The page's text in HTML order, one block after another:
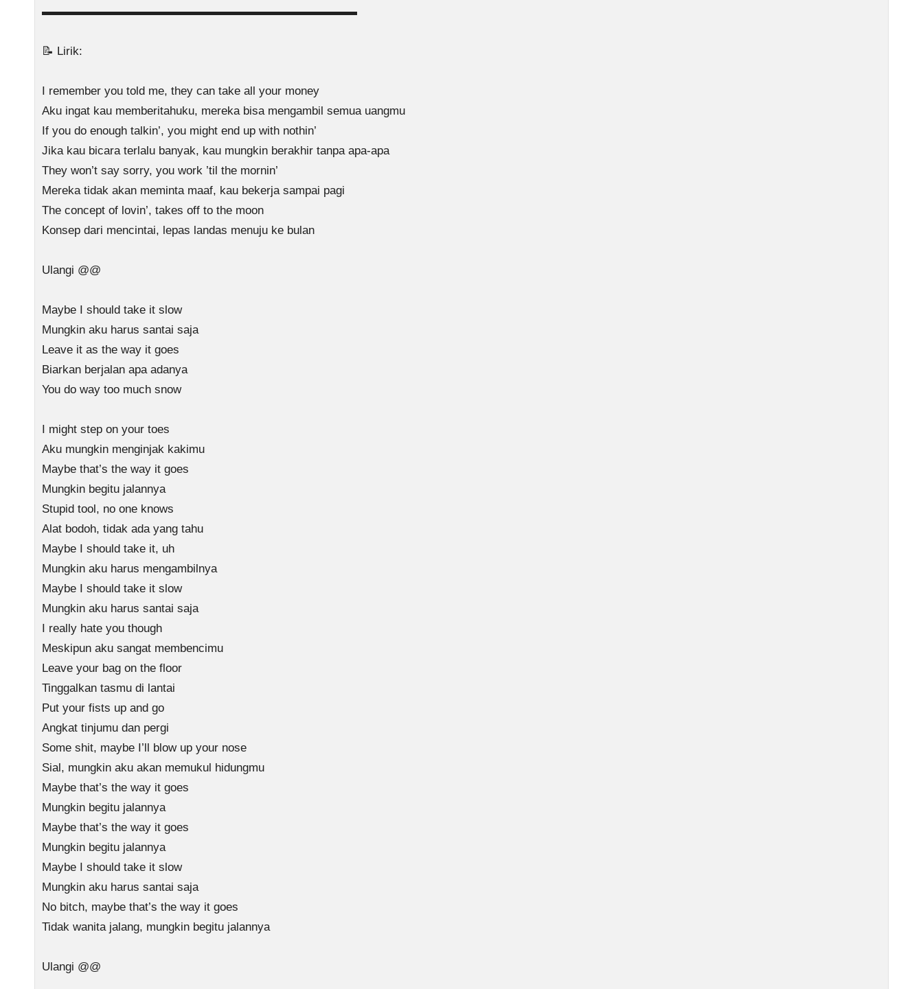
▬▬▬▬▬▬▬▬▬▬▬▬▬▬▬▬▬▬▬▬▬▬▬▬▬▬▬
📝 Lirik:
I remember you told me, they can take all your money
Aku ingat kau memberitahuku, mereka bisa mengambil semua uangmu
If you do enough talkin’, you might end up with nothin’
Jika kau bicara terlalu banyak, kau mungkin berakhir tanpa apa-apa
They won’t say sorry, you work ’til the mornin’
Mereka tidak akan meminta maaf, kau bekerja sampai pagi
The concept of lovin’, takes off to the moon
Konsep dari mencintai, lepas landas menuju ke bulan
Ulangi @@
Maybe I should take it slow
Mungkin aku harus santai saja
Leave it as the way it goes
Biarkan berjalan apa adanya
You do way too much snow
I might step on your toes
Aku mungkin menginjak kakimu
Maybe that’s the way it goes
Mungkin begitu jalannya
Stupid tool, no one knows
Alat bodoh, tidak ada yang tahu
Maybе I should take it, uh
Mungkin aku harus mengambilnya
Maybe I should take it slow
Mungkin aku harus santai saja
I rеally hate you though
Meskipun aku sangat membencimu
Leave your bag on the floor
Tinggalkan tasmu di lantai
Put your fists up and go
Angkat tinjumu dan pergi
Some shit, maybe I’ll blow up your nose
Sial, mungkin aku akan memukul hidungmu
Maybe that’s the way it goes
Mungkin begitu jalannya
Maybe that’s the way it goes
Mungkin begitu jalannya
Maybe I should take it slow
Mungkin aku harus santai saja
No bitch, maybe that’s the way it goes
Tidak wanita jalang, mungkin begitu jalannya
Ulangi @@